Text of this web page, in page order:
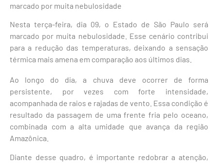
marcado por muita nebulosidade
Nesta terça-feira, dia 09, o Estado de São Paulo será
marcado por muita nebulosidade. Esse cenário contribui
para a redução das temperaturas, deixando a sensação
térmica mais amena em comparação aos últimos dias.
Ao longo do dia, a chuva deve ocorrer de forma
persistente, por vezes com forte intensidade,
acompanhada de raios e rajadas de vento. Essa condição é
resultado da passagem de uma frente fria pelo oceano,
combinada com a alta umidade que avança da região
Amazônica.
Diante desse quadro, é importante redobrar a atenção,